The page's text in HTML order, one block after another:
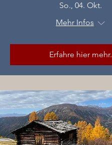
So., 04. Okt.
Mehr Infos
Erfahre hier mehr.